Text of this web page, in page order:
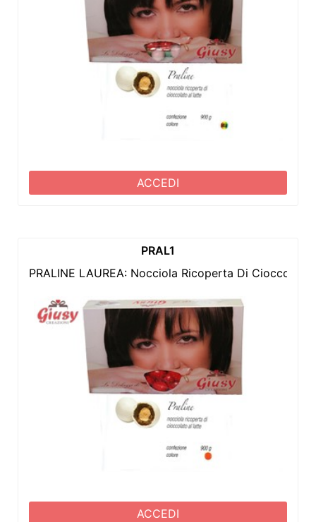
ACCEDI
PRAL1
PRALINE LAUREA: Nocciola Ricoperta Di
ACCEDI